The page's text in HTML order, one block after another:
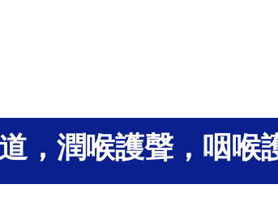
，潤喉護聲，咽喉